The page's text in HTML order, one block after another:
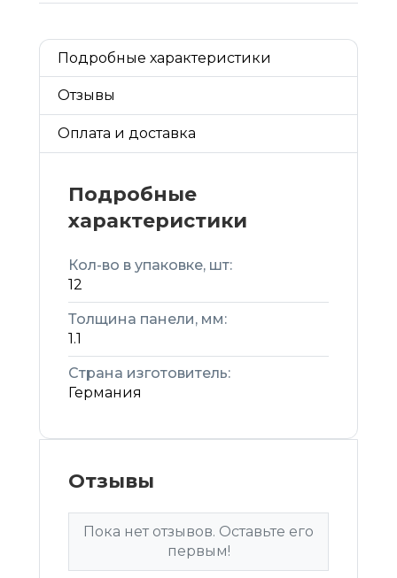
Подробные характеристики
Отзывы
Оплата и доставка
Подробные
характеристики
Кол-во в упаковке, шт:
12
Толщина панели, мм:
1.1
Страна изготовитель:
Германия
Отзывы
Пока нет отзывов. Оставьте его
первым!